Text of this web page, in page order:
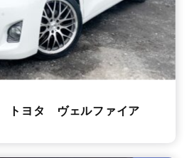
トヨタ ヴェルファイア